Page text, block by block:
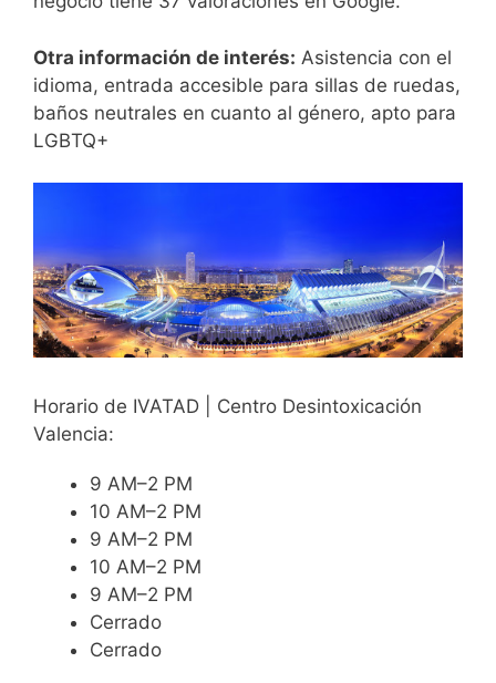
Otra información de interés: Asistencia con el
idioma, entrada accesible para sillas de ruedas,
baños neutrales en cuanto al género, apto para
LGBTQ+
Horario de IVATAD | Centro Desintoxicación
Valencia:
9 AM–2 PM
10 AM–2 PM
9 AM–2 PM
10 AM–2 PM
9 AM–2 PM
Cerrado
Cerrado